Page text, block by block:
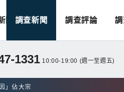
聞 調查新聞 調查評論
1331 10:00-19:00 (週一至週五)
」佔大宗